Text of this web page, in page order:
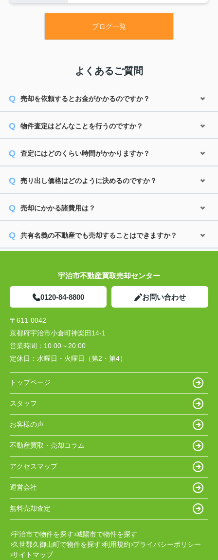
ブログ一覧
よくあるご質問
売却を依頼するとお金がかかるのですか？
物件査定はどんなことを行うのですか？
査定にはどのくらい時間がかかりますか？
売り出し価格はどのように決めるのですか？
売却にかかる諸費用は？
共有名義の不動産でも売却することはできますか？
宇治市不動産買取売却センター
0120-84-8800 お問い合わせ
〒611-0042
京都府宇治市小倉町神楽田14-1
営業時間： 10:00～20:00
定休日： 水曜日・火曜日（第2・第4）
トップページ
スタッフ
お客様の声
不動産買取・売却コラム
アクセスマップ
運営会社
無料売却査定
宇治市で物件を探す 城陽市で物件を探す
久世郡久御山町で物件を探す 利用規約 プライバシーポリシー
サイトマップ